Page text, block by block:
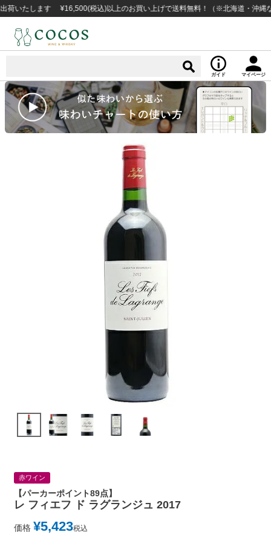
します ¥16,500(税込)以上のお買い上げで送料無料！（※北海道・沖縄など一
ガイド マイページ
赤ワイン
【パーカーポイント89点】
レ フィエフ ド ラグランジュ 2017
価格 ¥5,423税込